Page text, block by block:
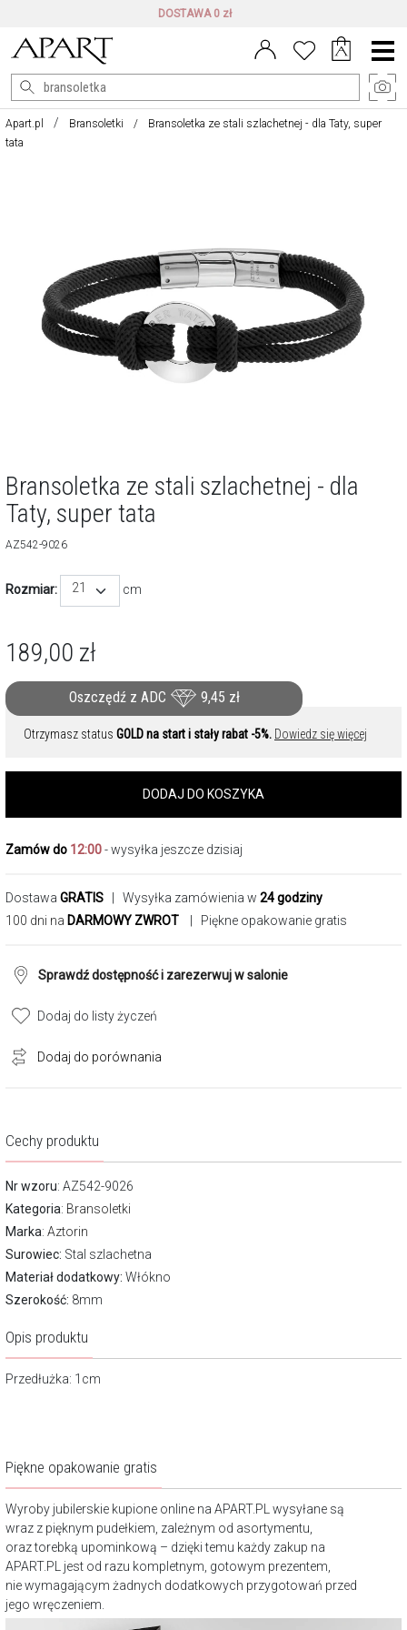
DARMOWE ZWROTY DO 100 DNI
Menu
główne
Apart.pl Bransoletki
Bransoletka ze stali szlachetnej - dla Taty, super
tata
Bransoletka ze stali szlachetnej - dla
Taty, super tata
AZ542-9026
Rozmiar: 21 cm
189,00 zł
Oszczędź z ADC 9,45 zł
Otrzymasz status GOLD na start i stały rabat -5%. Dowiedz się więcej
DODAJ DO KOSZYKA
Zamów do 12:00- wysyłka jeszcze dzisiaj
Dostawa GRATIS | Wysyłka zamówienia w 24 godziny
100 dni na DARMOWY ZWROT | Piękne opakowanie gratis
Sprawdź dostępność i zarezerwuj w salonie
Dodaj do listy życzeń
Dodaj do porównania
Cechy produktu
Nr wzoru: AZ542-9026
Kategoria: Bransoletki
Marka: Aztorin
Surowiec: Stal szlachetna
Materiał dodatkowy: Włókno
Szerokość: 8mm
Opis produktu
Przedłużka: 1cm
Piękne opakowanie gratis
Wyroby jubilerskie kupione online na APART.PL wysyłane są
wraz z pięknym pudełkiem, zależnym od asortymentu,
oraz torebką upominkową – dzięki temu każdy zakup na
APART.PL jest od razu kompletnym, gotowym prezentem,
nie wymagającym żadnych dodatkowych przygotowań przed
jego wręczeniem.